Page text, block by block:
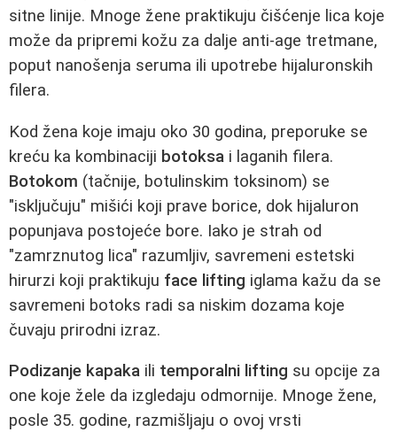
sitne linije. Mnoge žene praktikuju čišćenje lica koje
može da pripremi kožu za dalje anti-age tretmane,
poput nanošenja seruma ili upotrebe hijaluronskih
filera.
Kod žena koje imaju oko 30 godina, preporuke se
kreću ka kombinaciji botoksa i laganih filera.
Botokom (tačnije, botulinskim toksinom) se
"isključuju" mišići koji prave borice, dok hijaluron
popunjava postojeće bore. Iako je strah od
"zamrznutog lica" razumljiv, savremeni estetski
hirurzi koji praktikuju face lifting iglama kažu da se
savremeni botoks radi sa niskim dozama koje
čuvaju prirodni izraz.
Podizanje kapaka ili temporalni lifting su opcije za
one koje žele da izgledaju odmornije. Mnoge žene,
posle 35. godine, razmišljaju o ovoj vrsti